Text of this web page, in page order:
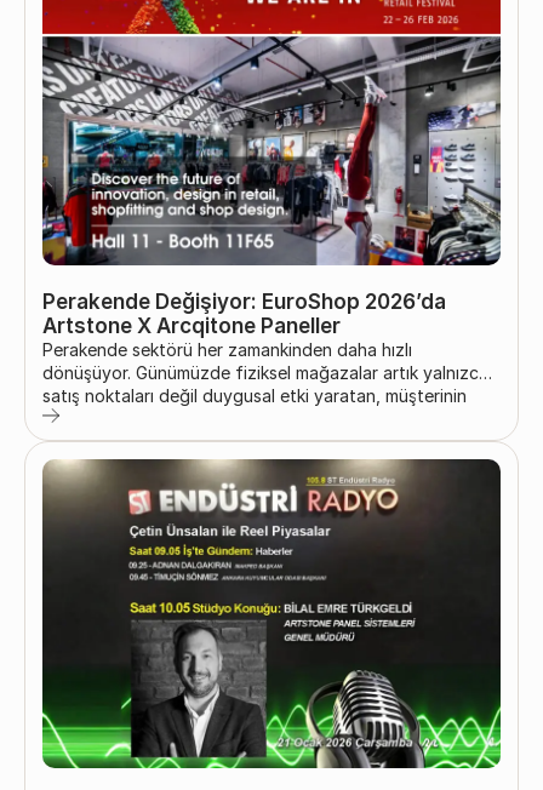
Perakende Değişiyor: EuroShop 2026’da
Artstone X Arcqitone Paneller
Perakende sektörü her zamankinden daha hızlı
dönüşüyor. Günümüzde fiziksel mağazalar artık yalnızca
satış noktaları değil duygusal etki yaratan, müşterinin
mağazada kalma süresini artıran ve marka kimliğini
güçlendiren immersive (deneyim odaklı) marka alanlarıdır.
Perakende tasarımı ve shopfitting uygulamaları deneyim
odaklı hale geldikçe; mimari yüzeyler, dekoratif duvar
panelleri ve perakende duvar kaplama sistemleri, ticari iç
mekânların şekillenmesinde merkezi bir rol
üstlenmektedir....